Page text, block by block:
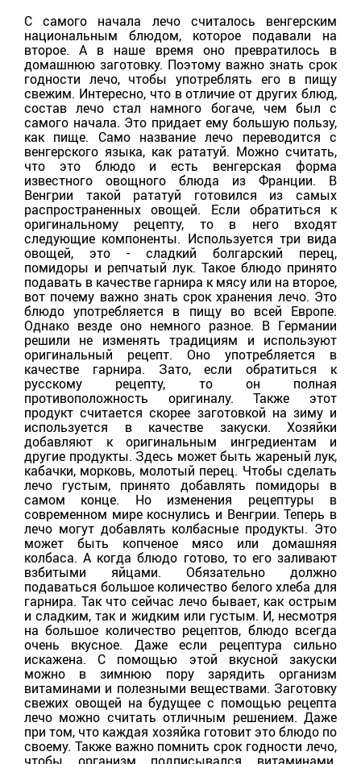
С самого начала лечо считалось венгерским
национальным блюдом, которое подавали на
второе. А в наше время оно превратилось в
домашнюю заготовку. Поэтому важно знать срок
годности лечо, чтобы употреблять его в пищу
свежим. Интересно, что в отличие от других блюд,
состав лечо стал намного богаче, чем был с
самого начала. Это придает ему большую пользу,
как пище. Само название лечо переводится с
венгерского языка, как рататуй. Можно считать,
что это блюдо и есть венгерская форма
известного овощного блюда из Франции. В
Венгрии такой рататуй готовился из самых
распространенных овощей. Если обратиться к
оригинальному рецепту, то в него входят
следующие компоненты. Используется три вида
овощей, это - сладкий болгарский перец,
помидоры и репчатый лук. Такое блюдо принято
подавать в качестве гарнира к мясу или на второе,
вот почему важно знать срок хранения лечо. Это
блюдо употребляется в пищу во всей Европе.
Однако везде оно немного разное. В Германии
решили не изменять традициям и используют
оригинальный рецепт. Оно употребляется в
качестве гарнира. Зато, если обратиться к
русскому рецепту, то он полная
противоположность оригиналу. Также этот
продукт считается скорее заготовкой на зиму и
используется в качестве закуски. Хозяйки
добавляют к оригинальным ингредиентам и
другие продукты. Здесь может быть жареный лук,
кабачки, морковь, молотый перец. Чтобы сделать
лечо густым, принято добавлять помидоры в
самом конце. Но изменения рецептуры в
современном мире коснулись и Венгрии. Теперь в
лечо могут добавлять колбасные продукты. Это
может быть копченое мясо или домашняя
колбаса. А когда блюдо готово, то его заливают
взбитыми яйцами. Обязательно должно
подаваться большое количество белого хлеба для
гарнира. Так что сейчас лечо бывает, как острым
и сладким, так и жидким или густым. И, несмотря
на большое количество рецептов, блюдо всегда
очень вкусное. Даже если рецептура сильно
искажена. С помощью этой вкусной закуски
можно в зимнюю пору зарядить организм
витаминами и полезными веществами. Заготовку
свежих овощей на будущее с помощью рецепта
лечо можно считать отличным решением. Даже
при том, что каждая хозяйка готовит это блюдо по
своему. Также важно помнить срок годности лечо,